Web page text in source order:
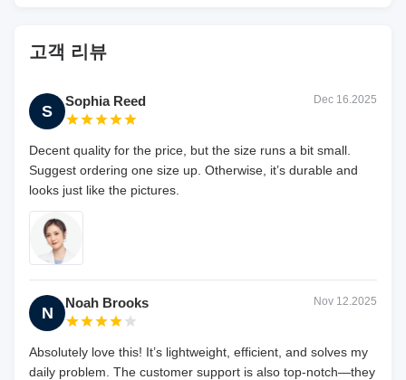
고객 리뷰
S
Sophia Reed Dec 16.2025
Decent quality for the price, but the size runs a bit small.
Suggest ordering one size up. Otherwise, it’s durable and
looks just like the pictures.
N
Noah Brooks Nov 12.2025
Absolutely love this! It’s lightweight, efficient, and solves my
daily problem. The customer support is also top-notch—they